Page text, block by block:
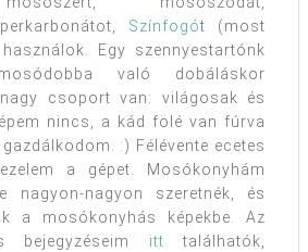
Színfogót (most
Egy szennyestartónk
való dobáláskor
csoport van: világosak és
nincs, a kád fölé van fúrva
:) Félévente ecetes
a gépet. Mosókonyhám
nagyon-nagyon szeretnék, és
a mosókonyhás képekbe. Az
bejegyzéseim itt találhatók,